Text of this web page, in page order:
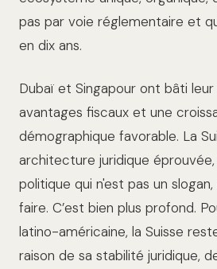
pas par voie réglementaire et
en dix ans.
Dubaï et Singapour ont bâti
avantages fiscaux et une
démographique favorable. La
architecture juridique
politique qui n'est pas un
faire. C’est bien plus profond.
latino-américaine, la Suisse
raison de sa stabilité juridique,